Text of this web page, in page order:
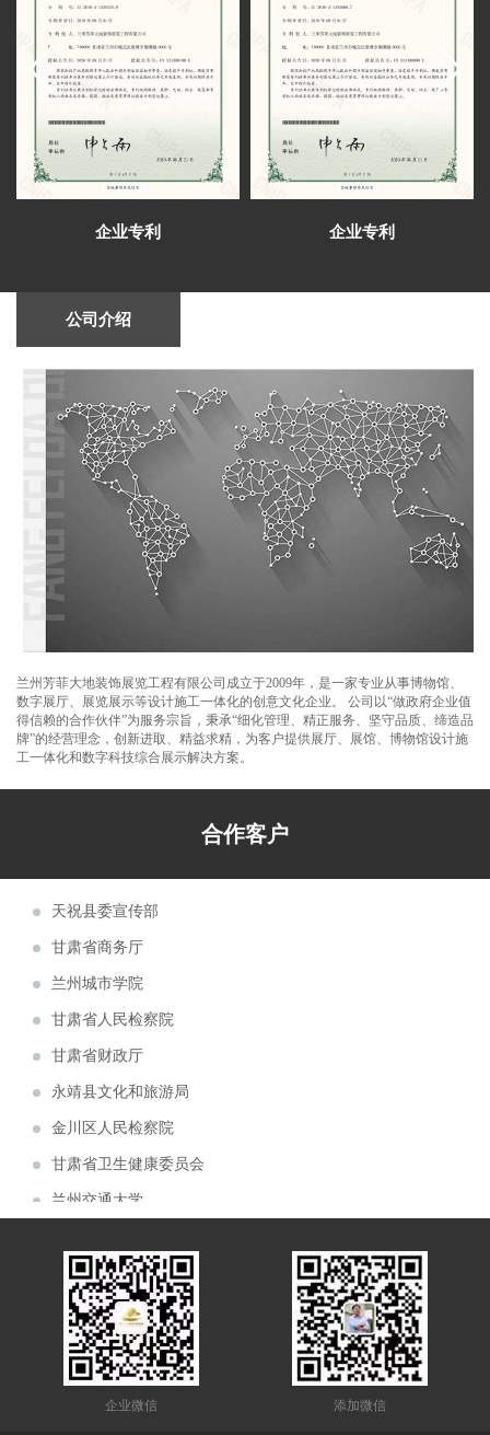
官学院举行。
地调研
芳菲大地完成甘肃建投矿业公司综合会议
室、视频室等设计施工
芳菲大地公司于2023新春之际组织兰州和西
安两地同事开启了为期五天的考察学习
兰州芳菲大地设计施工的陈列馆及展厅得到
了专家学者的肯定和好评
芳菲大地展览公司中标甘肃财贸职业学院信
息化校史馆建设项目
心怀感恩，与爱同行——芳菲大地开展志愿
敬老慰问捐赠活动
芳菲大地设计施工的青海省第五人民医院院
史馆即将完成建设布展
芳菲大地完成甘肃一建智能会议室、接待
革新升 精艺为公）
芳菲大地展览中标祁连山国家级自然保护区
自然教育与生态体验展馆项目
甘肃省副省长孙雪涛率团参加首届中国（武
汉）文化旅游博览会
芳菲大地圆满完成首届中国（武汉）文化旅
游博览会甘肃主题形象馆设计施工
芳菲大地设计的兰州新区税务局党建展厅、
党员阅览活动室正式交付使用
芳菲大地装饰展览设计施工的庆阳市环县荣
誉馆，于2021年10月8日正式完工
兰州芳菲大地设计施工的陈列馆及展厅得到
了专家学者的肯定和好评
芳菲大地为第五届文博会第十届敦煌行·丝绸
之路国际旅游节策划设计布展施工
由芳菲大地设计承建的武警嘉峪关支队营区
实地调研芳菲大地施工现场
甘南美仁大草原游客接待中心案例分享
甘肃建投绿色建材产业集团“企业文化展厅及
绿色智慧矿山联合实验室”项目
第22届“青海省投资贸易洽谈会”于7月22日至
芳菲大地装饰展览为中石化、辽宁省等单位
进行了展位设计及搭建施工
第27届兰洽会明日隆重举行，芳菲大地热忱
欢迎您前来参观体验！
阿克塞红柳湾大坝图村村史馆案例分享
青海青稞酒业公司展厅案例分享
甘肃机电职业技术学院校史馆
建投矿业案例分享
6月6日，首届中国（青海）国际生态博览会
在西宁市如期举行。由兰州芳菲大地展览设计施
工的甘肃展厅，成为本届展会的简约小清新。
由兰州芳菲大地装饰展览公司设计的 “ 中国
移动通信集团 甘肃有限公司张掖分公司 ” 办公
大楼整体设计项目于近日中标。
由兰州芳菲大地展览公司设计的佛慈制药公
司“兰州老街佛慈大药房形象店”首稿亮相。
由兰州芳菲大地展览公司设计的“甘肃机电职
业技术学院校史馆”于近期中标。
庆祝建党一百周年“陕甘边红色藏品展陈博物
甘肃金利达消防技术服务有限公司企业展厅
获甲方好评
由芳菲大地展览公司设计施工的白银矿山
（国家）精神纪念馆于近期完工
企业专利 企业专利
公司介绍
兰州芳菲大地装饰展览工程有限公司成立于2009年，是一家专业从事博物馆、
数字展厅、展览展示等设计施工一体化的创意文化企业。 公司以“做政府企业值
得信赖的合作伙伴”为服务宗旨，秉承“细化管理、精正服务、坚守品质、缔造品
牌”的经营理念，创新进取、精益求精，为客户提供展厅、展馆、博物馆设计施
工一体化和数字科技综合展示解决方案。
合作客户
甘肃省发展和改革委员会
甘肃祁连山国家级自然保护区管护中心
兰州市公安局交通警察支队
甘肃省教育厅
酒泉市博物馆
酒泉市公安局交通警察支队
甘肃省退役军人事务厅
甘肃省商务厅
兰州城市学院
甘肃省人民检察院
甘肃省财政厅
永靖县文化和旅游局
金川区人民检察院
甘肃省卫生健康委员会
兰州交通大学
甘肃省农业农村厅
陇东学院
甘肃省工业和信息化委员会
白银国家矿山精神纪念馆
兰州大学
甘肃省科学技术厅
企业微信 添加微信